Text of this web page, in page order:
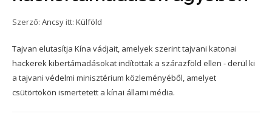
Szerző: Ancsy itt: Külföld
Tajvan elutasítja Kína vádjait, amelyek szerint tajvani katonai
hackerek kibertámadásokat indítottak a szárazföld ellen - derül ki
a tajvani védelmi minisztérium közleményéből, amelyet
csütörtökön ismertetett a kínai állami média.